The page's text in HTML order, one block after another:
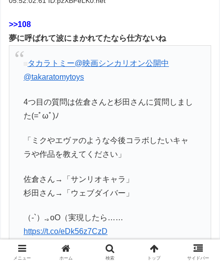
>>108
夢に呼ばれて波にまかれてたなら仕方ないね
タカラトミー@映画シンカリオン公開中
@takaratomytoys
4つ目の質問は佐倉さんと杉田さんに質問しまし
た(=ﾟωﾟ)ﾉ
「ミクやエヴァのような今後コラボしたいキャ
ラや作品を教えてください」
佐倉さん→「サンリオキャラ」
杉田さん→「ウェブダイバー」
（-`）.｡oO（実現したら……
https://t.co/eDk56z7CzD
2018/05/01 17:41:53
メニュー ホーム 検索 トップ サイドバー